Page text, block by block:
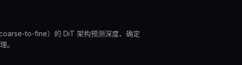
to-fine）的 DiT 架构预测深度、确定
。